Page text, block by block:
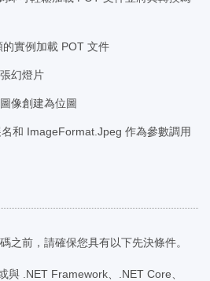
實例加載 POT 文件
幻燈片
像創建為位圖
和 ImageFormat.Jpeg 作為參數調用
之前，請確保您具有以下先決條件。
與 .NET Framework、.NET Core、